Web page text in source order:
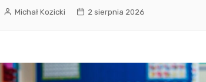
Michał Kozicki 2 sierpnia 2026